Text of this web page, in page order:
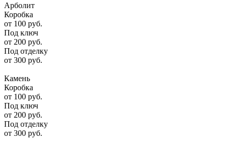
Арболит
Коробка
от 100 руб.
Под ключ
от 200 руб.
Под отделку
от 300 руб.
Камень
Коробка
от 100 руб.
Под ключ
от 200 руб.
Под отделку
от 300 руб.